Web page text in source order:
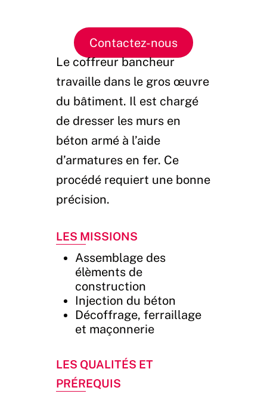
Contactez-nous
Le coffreur bancheur
travaille dans le gros œuvre
du bâtiment. Il est chargé
de dresser les murs en
béton armé à l’aide
d’armatures en fer. Ce
procédé requiert une bonne
précision.
Les Missions
Assemblage des
élèments de
construction
Injection du béton
Décoffrage, ferraillage
et maçonnerie
Les Qualités et
Prérequis